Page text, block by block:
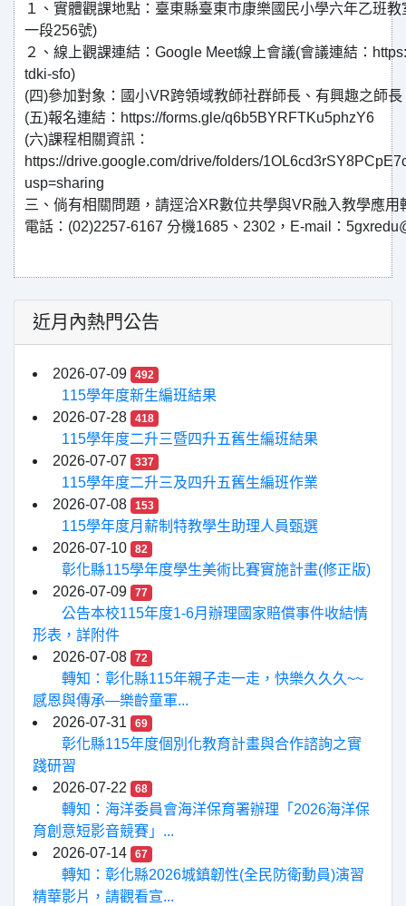
１、實體觀課地點：臺東縣臺東市康樂國民小學六年乙班
一段256號)
２、線上觀課連結：Google Meet線上會議(會議連結：
tdki-sfo)
(四)參加對象：國小VR跨領域教師社群師長、有興趣之師長
(五)報名連結：https://forms.gle/q6b5BYRFTKu5phzY6
(六)課程相關資訊：
https://drive.google.com/drive/folders/
usp=sharing
三、倘有相關問題，請逕洽XR數位共學與VR融入教學應用
電話：(02)2257-6167 分機1685、2302，E-mail：
近月內熱門公告
2026-07-09 492
115學年度新生編班結果
2026-07-28
418
115學年度二升三暨四升五舊生編班結果
2026-07-07
337
115學年度二升三及四升五舊生編班作業
2026-07-08
153
115學年度月薪制特教學生助理人員甄選
2026-07-10
82
彰化縣115學年度學生美術比賽實施計畫(修正版)
2026-07-09
77
公告本校115年度1-6月辦理國家賠償事件收結情
形表，詳附件
2026-07-08
72
轉知：彰化縣115年親子走一走，快樂久久久~~
感恩與傳承—樂齡童軍...
2026-07-31
69
彰化縣115年度個別化教育計畫與合作諮詢之實
踐研習
2026-07-22
68
轉知：海洋委員會海洋保育署辦理「2026海洋保
育創意短影音競賽」...
2026-07-14
67
轉知：彰化縣2026城鎮韌性(全民防衛動員)演習
精華影片，請觀看宣...